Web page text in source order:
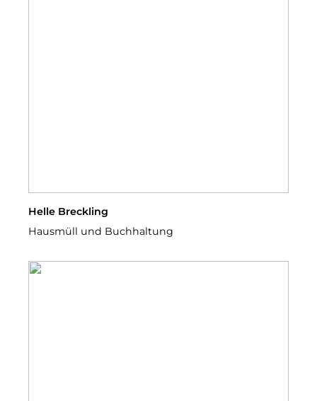
Helle Breckling
Hausmüll und Buchhaltung